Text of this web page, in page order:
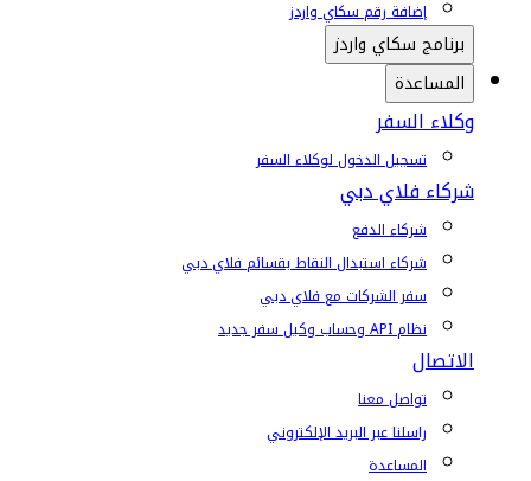
إضافة رقم سكاي واردز
برنامج سكاي واردز
المساعدة
وكلاء السفر
تسجيل الدخول لوكلاء السفر
شركاء فلاي دبي
شركاء الدفع
شركاء استبدال النقاط بقسائم فلاي دبي
سفر الشركات مع فلاي دبي
نظام API وحساب وكيل سفر جديد
الاتصال
تواصل معنا
راسلنا عبر البريد الإلكتروني
المساعدة